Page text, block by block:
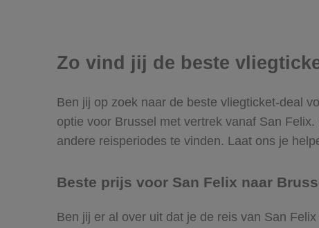
Zo vind jij de beste
Ben jij op zoek naar de beste vliegticket-deal
optie voor Brussel met vertrek vanaf San
andere reisperiodes te vinden. Laat ons je
Beste prijs voor San Felix naar
Ben jij er al over uit dat je de reis van San